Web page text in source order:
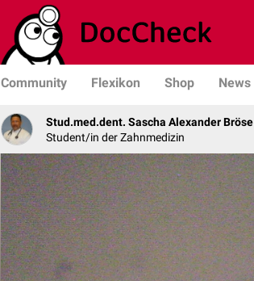
Community Flexikon Shop News
Stud.med.dent. Sascha Alexander Bröse
Student/in der Zahnmedizin